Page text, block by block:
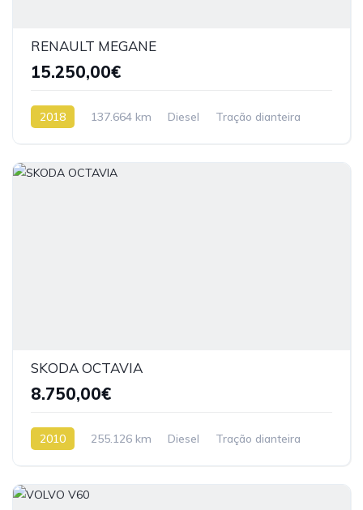
RENAULT MEGANE
15.250,00€
2018 137.664 km Diesel Tração dianteira
SKODA OCTAVIA
8.750,00€
2010 255.126 km Diesel Tração dianteira